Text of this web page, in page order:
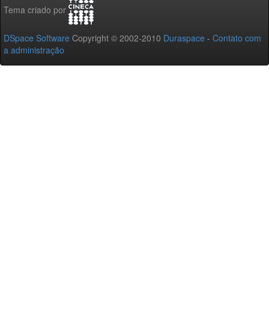
Tema criado por
DSpace Software Copyright © 2002-2010 Duraspace - Contato com
a administração